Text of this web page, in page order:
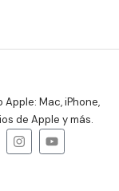
Mac, iPhone,
de Apple y más.